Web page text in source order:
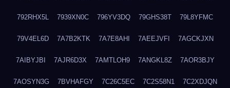
792RHX5L 7939XN0C 796YV3DQ 79GHS38T 79L8YFMC
79V4EL6D 7A7B2KTK 7A7E8AHI 7AEEJVFI 7AGCKJXN
7AIBYJBI 7AJR6D3X 7AMTLOH9 7ANGKL8Z 7AOR3BJY
7AOSYN3G 7BVHAFGY 7C26C5EC 7C2S58N1 7C2XDJQN